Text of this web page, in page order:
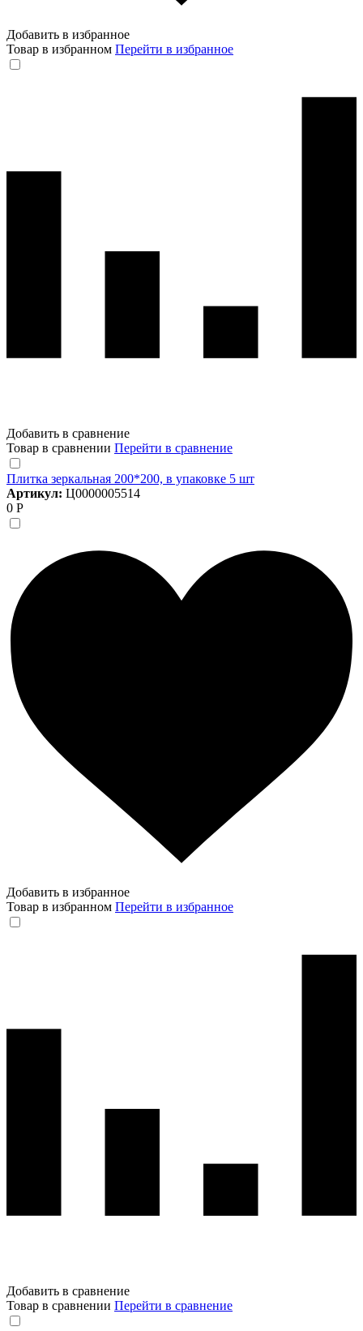
Добавить в избранное
Товар в избранном Перейти в избранное
Добавить в сравнение
Товар в сравнении Перейти в сравнение
Плитка зеркальная 200*200, в упаковке 5 шт
Артикул: Ц0000005514
0 Р
Добавить в избранное
Товар в избранном Перейти в избранное
Добавить в сравнение
Товар в сравнении Перейти в сравнение